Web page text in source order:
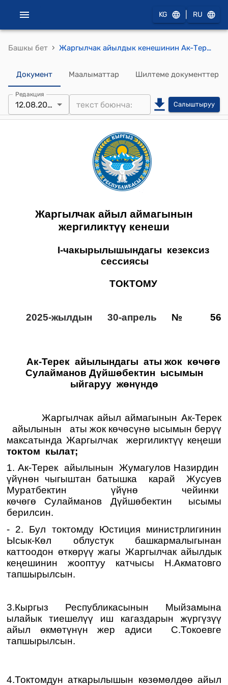
KG RU
Башкы бет › Жаргылчак айылдык кенешинин Ак-Терек айылындагы аты жок көчөгө Сулайманов Дүйшөбектин ысымын ыйгаруу жөнүндө токтому
Документ Маалыматтар Шилтеме документтер
Редакция
12.08.2025 Салыштыруу